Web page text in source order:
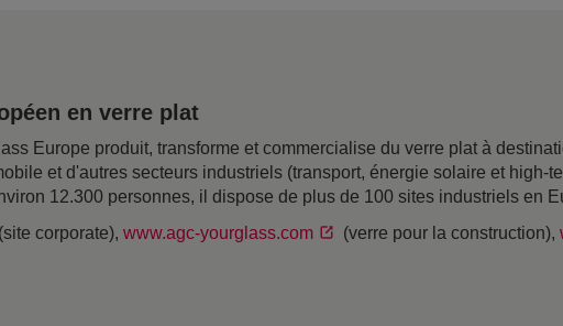
en verre plat
Europe produit, transforme et commercialise du verre plat à
et d'autres secteurs industriels (transport, énergie solaire et high-
12.300 personnes, il dispose de plus de 100 sites industriels en
(site corporate), www.agc-yourglass.com (verre pour la construction),